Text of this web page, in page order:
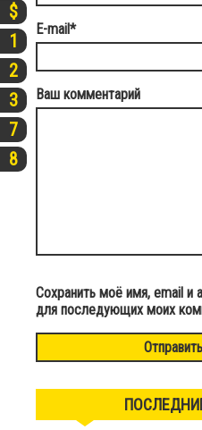
$
1
2
3
7
8
E-mail*
Ваш комментарий
Сохранить моё имя, email и
для последующих моих